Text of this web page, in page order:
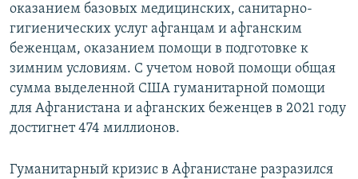
оказанием базовых медицинских, санитарно-
гигиенических услуг афганцам и афганским
беженцам, оказанием помощи в подготовке к
зимним условиям. С учетом новой помощи общая
сумма выделенной США гуманитарной помощи
для Афганистана и афганских беженцев в 2021 году
достигнет 474 миллионов.
Гуманитарный кризис в Афганистане разразился